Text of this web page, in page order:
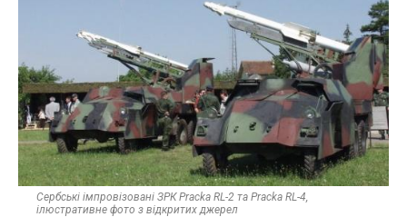
Сербські імпровізовані ЗРК Pracka RL-2 та Pracka RL-4,
ілюстративне фото з відкритих джерел